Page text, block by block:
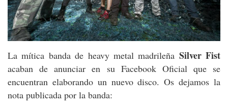
La mítica banda de heavy metal madrileña Silver Fist
acaban de anunciar en su Facebook Oficial que se
encuentran elaborando un nuevo disco. Os dejamos la
nota publicada por la banda: